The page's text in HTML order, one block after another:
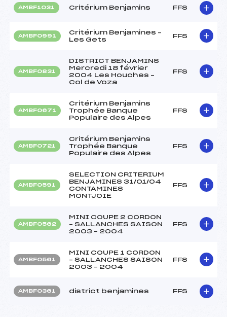
AMBF1031 Critérium Benjamins FFS
AMBF0991
Critérium Benjamines –
Les Gets
FFS
AMBF0831
DISTRICT BENJAMINS
Mercredi 18 février
2004 Les Houches –
Col de Voza
FFS
AMBF0671
Critérium Benjamins
Trophée Banque
Populaire des Alpes
FFS
AMBF0721
Critérium Benjamins
Trophée Banque
Populaire des Alpes
FFS
AMBF0591
SELECTION CRITERIUM
BENJAMINES 31/01/04
CONTAMINES
MONTJOIE
FFS
AMBF0562
MINI COUPE 2 CORDON
– SALLANCHES SAISON
2003 – 2004
FFS
AMBF0561
MINI COUPE 1 CORDON
– SALLANCHES SAISON
2003 – 2004
FFS
AMBF0361 district benjamines FFS